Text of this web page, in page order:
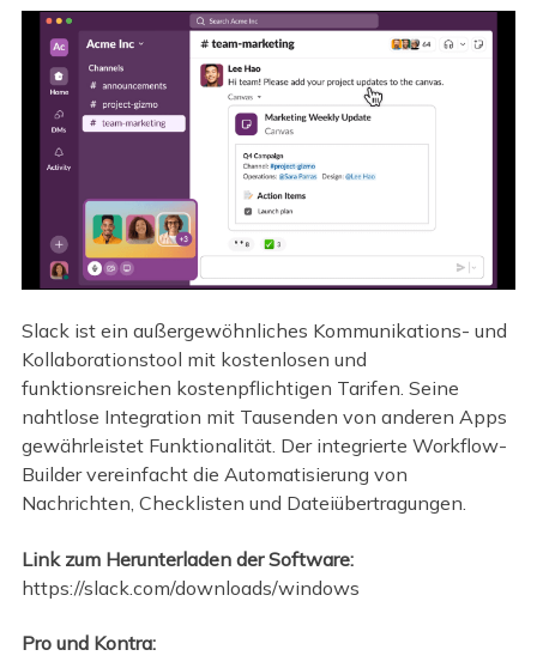
Slack ist ein außergewöhnliches Kommunikations- und
Kollaborationstool mit kostenlosen und
funktionsreichen kostenpflichtigen Tarifen. Seine
nahtlose Integration mit Tausenden von anderen Apps
gewährleistet Funktionalität. Der integrierte Workflow-
Builder vereinfacht die Automatisierung von
Nachrichten, Checklisten und Dateiübertragungen.
Link zum Herunterladen der Software:
https://slack.com/downloads/windows
Pro und Kontra: